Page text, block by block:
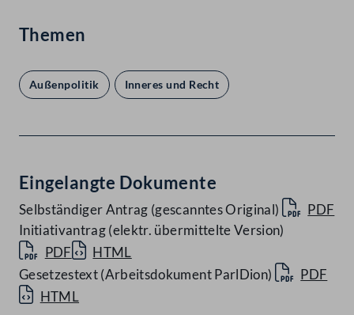
Themen
Außenpolitik Inneres und Recht
Eingelangte Dokumente
Selbständiger Antrag (gescanntes Original)
PDF
Initiativantrag (elektr. übermittelte Version)
PDF
HTML
Gesetzestext (Arbeitsdokument ParlDion)
PDF
HTML